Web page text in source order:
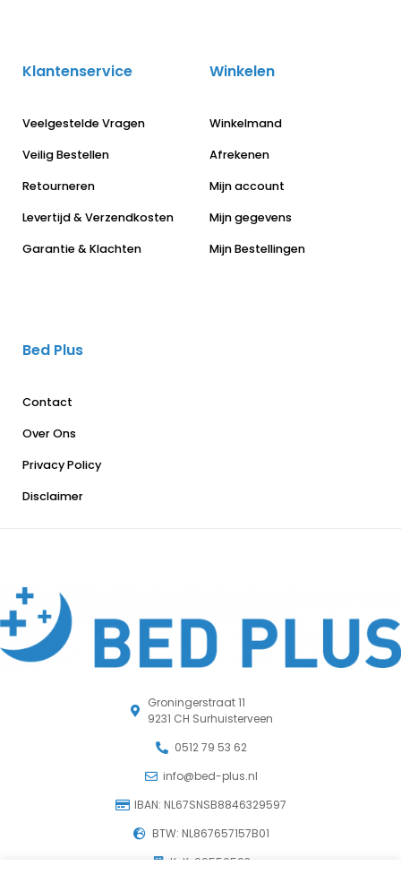
Groningerstraat 11
9231 CH Surhuisterveen
0512 79 53 62
info@bed-plus.nl
IBAN: NL67SNSB8846329597
BTW: NL867657157B01
KvK: 96550503
Klantenservice
Veelgestelde Vragen
Veilig Bestellen
Retourneren
Levertijd & Verzendkosten
Garantie & Klachten
Winkelen
Winkelmand
Afrekenen
Mijn account
Mijn gegevens
Mijn Bestellingen
Bed Plus
Contact
Over Ons
Privacy Policy
Disclaimer